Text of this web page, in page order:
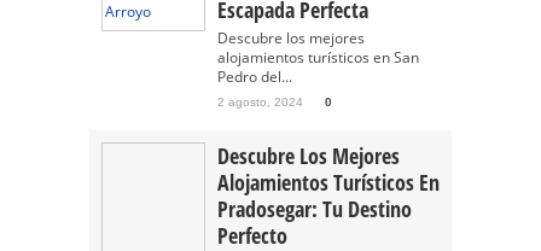
Escapada Perfecta
Descubre los mejores
alojamientos turísticos en San
Pedro del...
2 agosto, 2024 0
Descubre Los Mejores
Alojamientos Turísticos En
Pradosegar: Tu Destino
Perfecto